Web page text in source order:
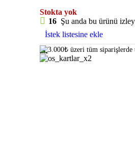
Stokta yok
16 Şu anda bu ürünü
İstek listesine ekle
3.000₺ üzeri tüm siparişlerde